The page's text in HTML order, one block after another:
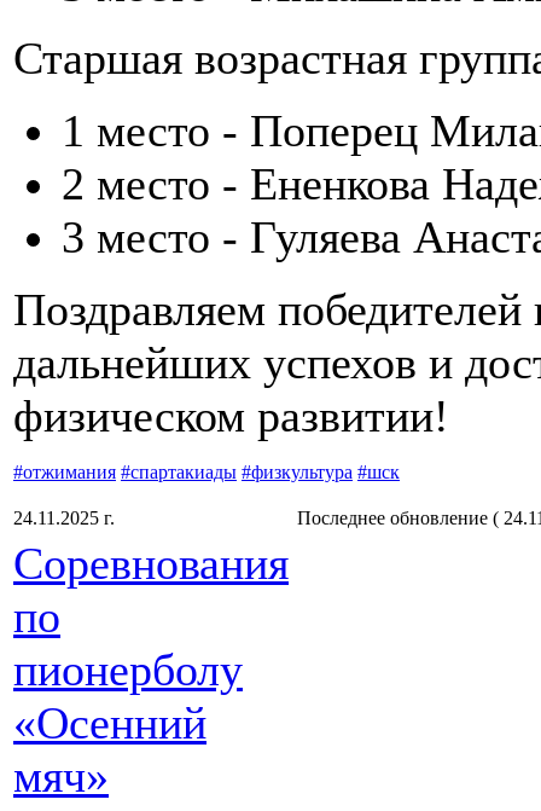
Старшая возрастная
1 место - Поперец
2 место - Ененкова
3 место - Гуляева
Поздравляем
дальнейших успехов и
физическом развитии!
#отжимания #спартакиады #физкультура #шск
24.11.2025 г. Последнее обновление (
Соревнования
по
пионерболу
«Осенний
мяч»